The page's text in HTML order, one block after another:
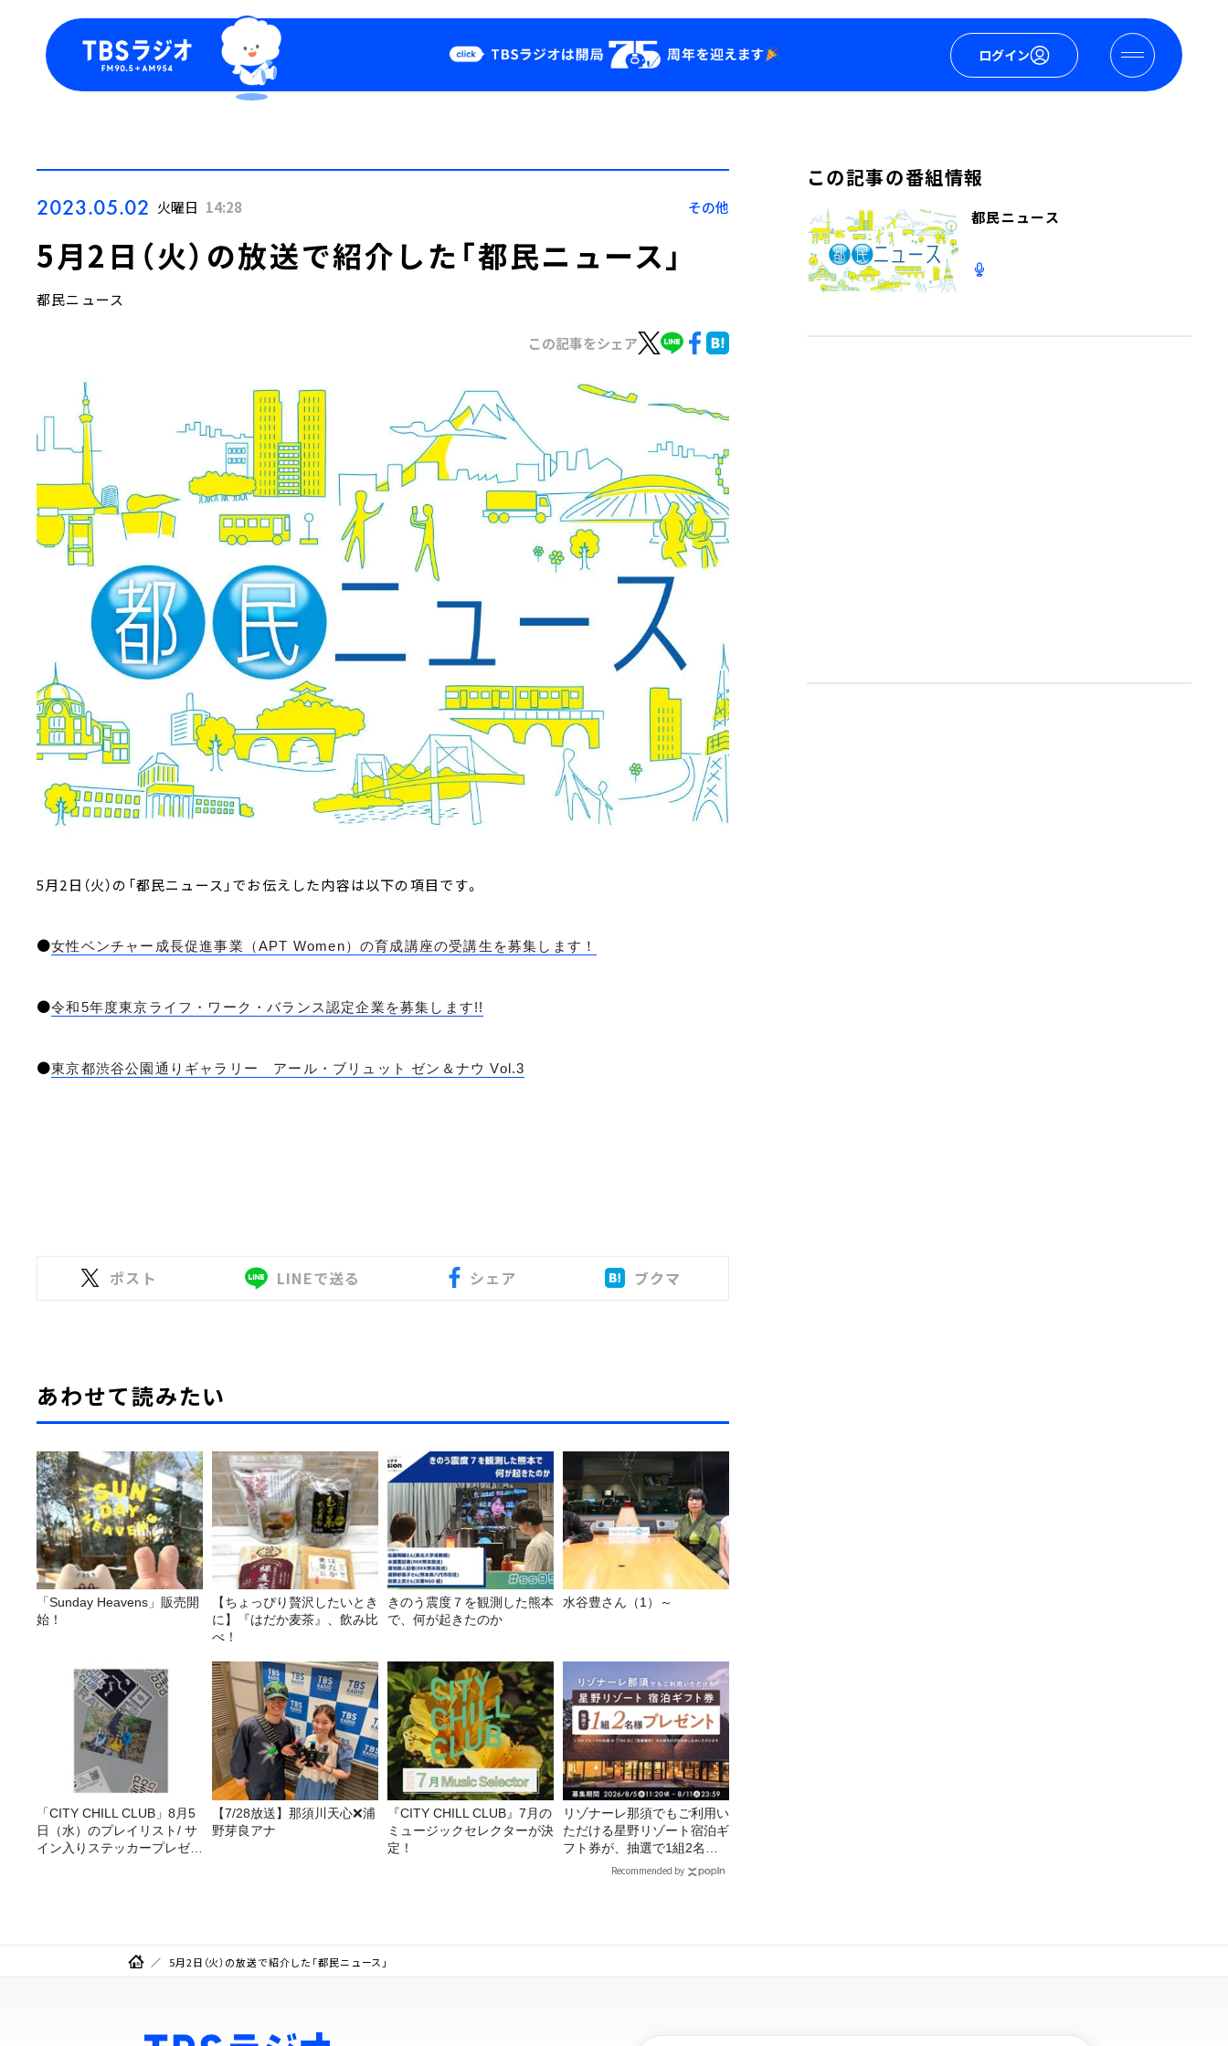
ログイン
Podcast
YouTube
2023.05.02 火曜日 14:28 その他
5月2日（火）の放送で紹介した「都民ニュース」
都民ニュース
この記事をシェア
5月2日（火）の「都民ニュース」でお伝えした内容は以下の項目です。
●女性ベンチャー成長促進事業（APT Women）の育成講座の受講生を募集します！
●令和5年度東京ライフ・ワーク・バランス認定企業を募集します!!
●東京都渋谷公園通りギャラリー アール・ブリュット ゼン＆ナウ Vol.3
ポスト LINEで送る シェア ブクマ
あわせて読みたい
「Sunday Heavens」販売開
始！
【ちょっぴり贅沢したいとき
に】『はだか麦茶』、飲み比
べ！
きのう震度７を観測した熊本
で、何が起きたのか
水谷豊さん（1）～
「CITY CHILL CLUB」8月5
日（水）のプレイリスト/ サ
イン入りステッカープレゼン
【7/28放送】那須川天心❌浦
野芽良アナ
『CITY CHILL CLUB』7月の
ミュージックセレクターが決
定！
リゾナーレ那須でもご利用い
ただける星野リゾート宿泊ギ
フト券が、抽選で1組2名様
にプレゼント！Recommended by
この記事の番組情報
都民ニュース
5月2日（火）の放送で紹介した「都民ニュース」